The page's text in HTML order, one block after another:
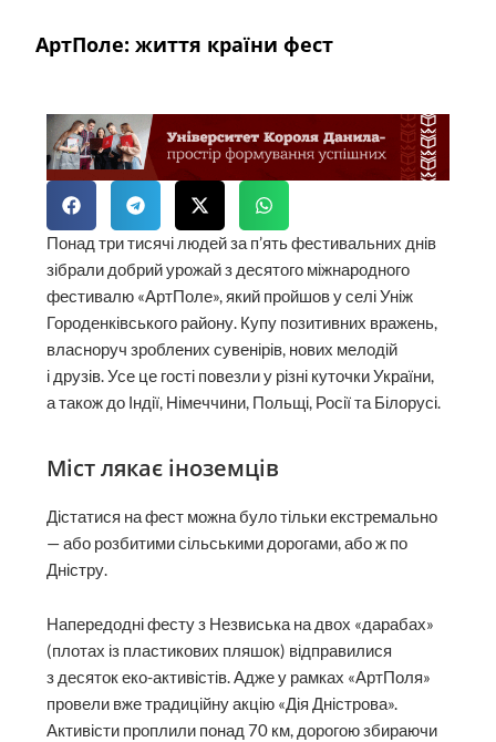
АртПоле: життя країни фест
Понад три тисячі людей за п’ять фестивальних днів
зібрали добрий урожай з десятого міжнародного
фестивалю «АртПоле», який пройшов у селі Уніж
Городенківського району. Купу позитивних вражень,
власноруч зроблених сувенірів, нових мелодій
і друзів. Усе це гості повезли у різні куточки України,
а також до Індії, Німеччини, Польщі, Росії та Білорусі.
Міст лякає іноземців
Дістатися на фест можна було тільки екстремально
— або розбитими сільськими дорогами, або ж по
Дністру.
Напередодні фесту з Незвиська на двох «дарабах»
(плотах із пластикових пляшок) відправилися
з десяток еко-активістів. Адже у рамках «АртПоля»
провели вже традиційну акцію «Дія Дністрова».
Активісти проплили понад 70 км, дорогою збираючи